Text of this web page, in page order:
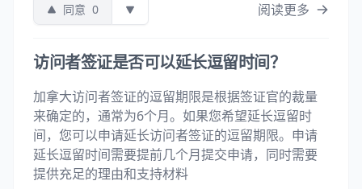
同意 0 阅读更多
访问者签证是否可以延长逗留时间？
加拿大访问者签证的逗留期限是根据签证官的裁量
来确定的，通常为6个月。如果您希望延长逗留时
间，您可以申请延长访问者签证的逗留期限。申请
延长逗留时间需要提前几个月提交申请，同时需要
提供充足的理由和支持材料